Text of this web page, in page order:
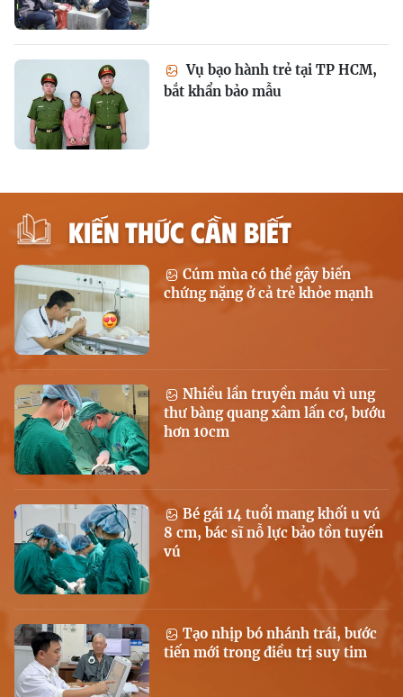
Vụ bạo hành trẻ tại TP HCM,
bắt khẩn bảo mẫu
KIẾN THỨC CẦN BIẾT
Cúm mùa có thể gây biến
chứng nặng ở cả trẻ khỏe mạnh
Nhiều lần truyền máu vì ung
thư bàng quang xâm lấn cơ, bướu
hơn 10cm
Bé gái 14 tuổi mang khối u vú
8 cm, bác sĩ nỗ lực bảo tồn tuyến
vú
Tạo nhịp bó nhánh trái, bước
tiến mới trong điều trị suy tim